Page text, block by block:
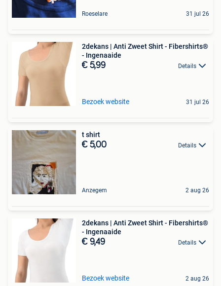
Roeselare 31 jul 26
2dekans | Anti Zweet Shirt - Fibershirts®
- Ingenaaide
€ 5,99 Details
Bezoek website 31 jul 26
t shirt
€ 5,00 Details
Anzegem 2 aug 26
2dekans | Anti Zweet Shirt - Fibershirts®
- Ingenaaide
€ 9,49 Details
Bezoek website 2 aug 26